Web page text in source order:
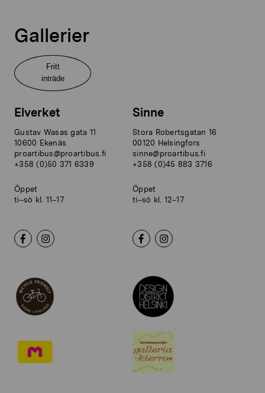
Gallerier
Fritt
inträde
Elverket
Gustav Wasas gata 11
10600 Ekenäs
proartibus@proartibus.fi
+358 (0)50 371 6339
Öppet
ti–sö kl. 11–17
Sinne
Stora Robertsgatan 16
00120 Helsingfors
sinne@proartibus.fi
+358 (0)45 883 3716
Öppet
ti–sö kl. 12–17